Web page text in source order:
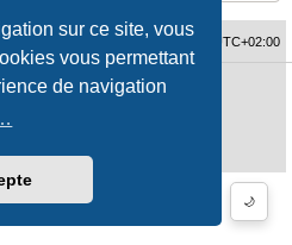
sur ce site, vous
vous permettant
de navigation
🌙
Fuseau horaire sur UTC+02:00
Software © phpBB Limited